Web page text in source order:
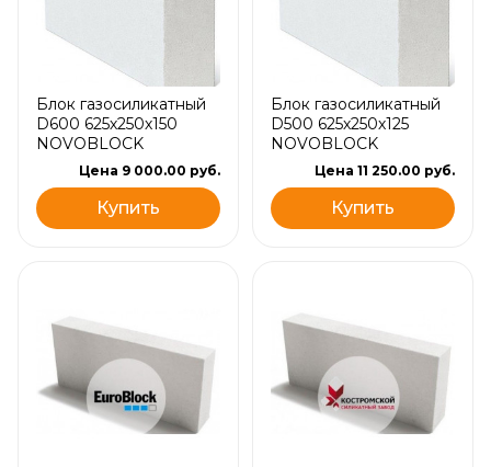
Блок газосиликатный
D600 625х250х150
NOVOBLOCK
Цена 9 000.00 руб.
Купить
Блок газосиликатный
D500 625х250х125
NOVOBLOCK
Цена 11 250.00 руб.
Купить